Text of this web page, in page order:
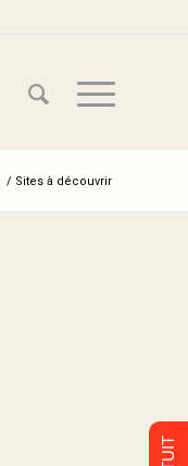
/ Sites à découvrir